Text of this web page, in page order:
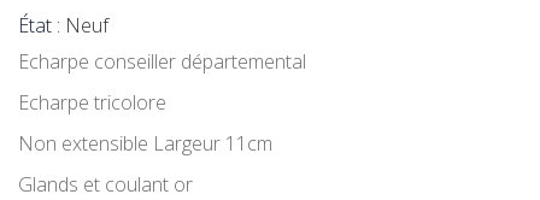
État : Neuf
Echarpe conseiller départemental
Echarpe tricolore
Non extensible Largeur 11cm
Glands et coulant or